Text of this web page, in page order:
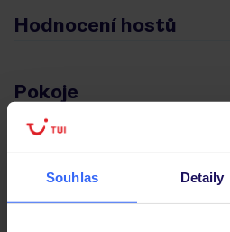
Souhlas Detaily
Hodnocení hostů
Pokoje
Stravování